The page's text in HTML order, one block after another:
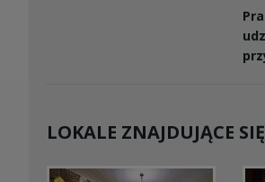
LOKALE ZNAJDUJĄCE